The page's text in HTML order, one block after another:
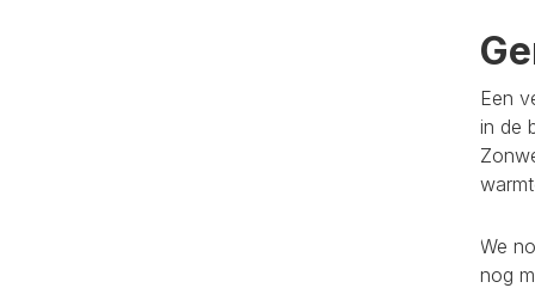
Een
in de
We
nog